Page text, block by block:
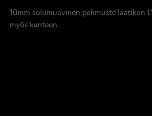
10mm solumuovinen pehmuste laatikon
myös kanteen.